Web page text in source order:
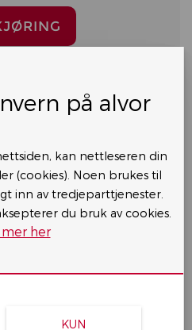
på alvor
kan nettleseren din
(cookies). Noen brukes til
inn av tredjeparttjenester.
du bruk av cookies.
mer her
KUN